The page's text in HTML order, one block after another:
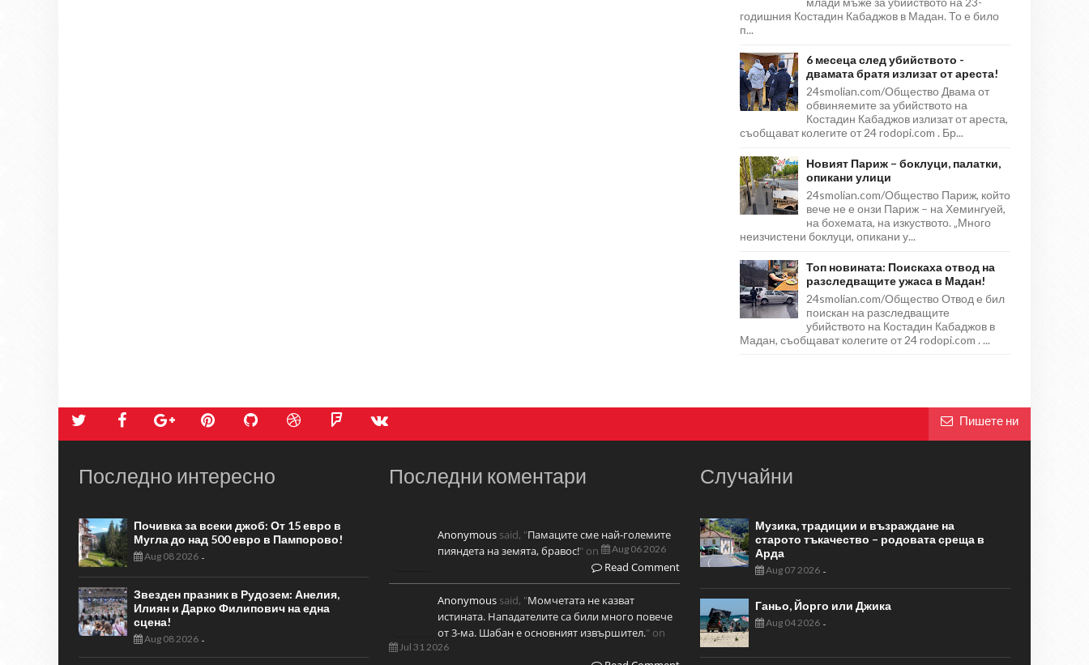
годишния Костадин Кабаджов в Мадан. То е било
п...
6 месеца след убийството -
двамата братя излизат от ареста!
24smolian.com/Общество Двама от
обвиняемите за убийството на
Костадин Кабаджов излизат от ареста,
съобщават колегите от 24 rodopi.com . Бр...
Новият Париж – боклуци, палатки,
опикани улици
24smolian.com/Общество Париж, който
вече не е онзи Париж – на Хемингуей,
на бохемата, на изкуството. „Много
неизчистени боклуци, опикани у...
Топ новината: Поискаха отвод на
разследващите ужаса в Мадан!
24smolian.com/Общество Отвод е бил
поискан на разследващите
убийството на Костадин Кабаджов в
Мадан, съобщават колегите от 24 rodopi.com . ...
Пишете ни
Последно интересно
Почивка за всеки джоб: От 15 евро в
Мугла до над 500 евро в Пампорово!
Aug 08 2026 -
Звезден празник в Рудозем: Анелия,
Илиян и Дарко Филипович на една
сцена!
Aug 08 2026 -
Последни коментари
Anonymous said, "Памаците сме най-големите
пияндета на земята, бравос!" on Aug 06 2026
Read Comment
Anonymous said, "Момчетата не казват
истината. Нападателите са били много повече
от 3-ма. Шабан е основният извършител." on
Jul 31 2026
Случайни
Музика, традиции и възраждане на
старото тъкачество – родовата среща в
Арда
Aug 07 2026-
Ганьо, Йорго или Джика
Aug 04 2026-